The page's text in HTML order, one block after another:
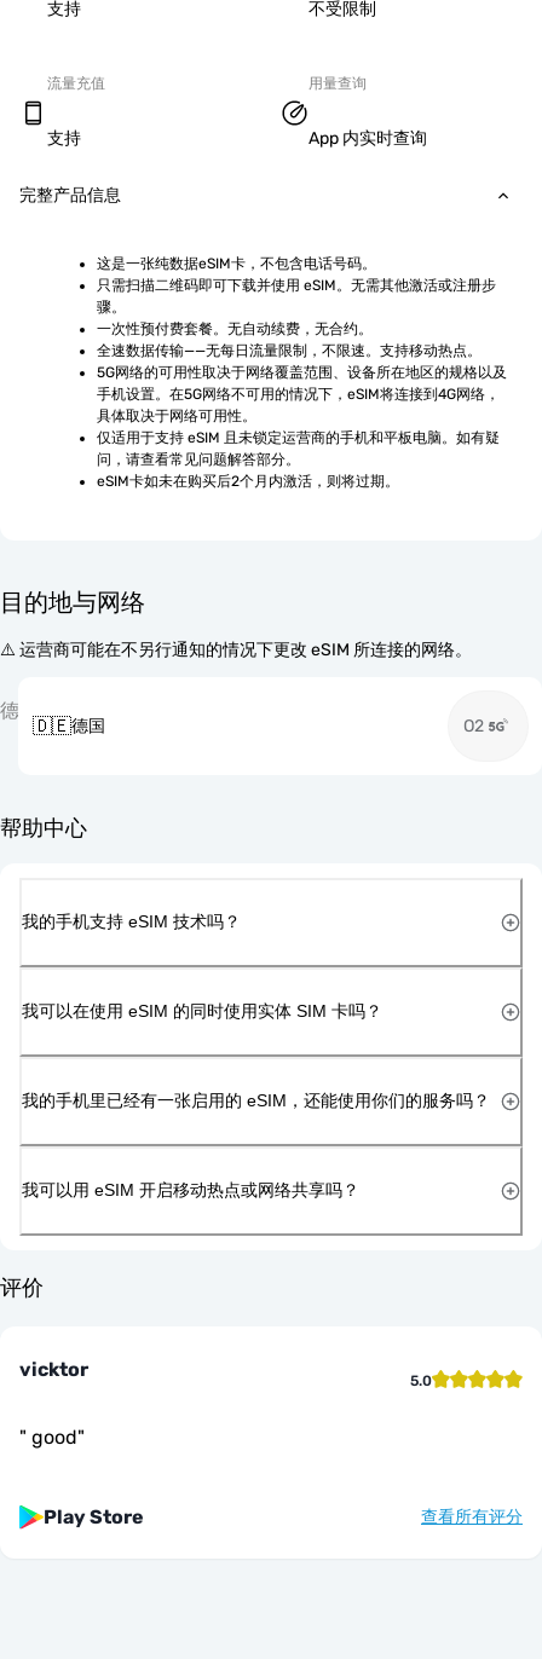
支持 不受限制
流量充值
支持
用量查询
App 内实时查询
完整产品信息
这是一张纯数据eSIM卡，不包含电话号码。
只需扫描二维码即可下载并使用 eSIM。无需其他激活或注册步
骤。
一次性预付费套餐。无自动续费，无合约。
全速数据传输——无每日流量限制，不限速。支持移动热点。
5G网络的可用性取决于网络覆盖范围、设备所在地区的规格以及
手机设置。在5G网络不可用的情况下，eSIM将连接到4G网络，
具体取决于网络可用性。
仅适用于支持 eSIM 且未锁定运营商的手机和平板电脑。如有疑
问，请查看常见问题解答部分。
eSIM卡如未在购买后2个月内激活，则将过期。
目的地与网络
⚠️ 运营商可能在不另行通知的情况下更改 eSIM 所连接的网络。
德
🇩🇪德国 O2
帮助中心
我的手机支持 eSIM 技术吗？
我可以在使用 eSIM 的同时使用实体 SIM 卡吗？
我的手机里已经有一张启用的 eSIM，还能使用你们的服务吗？
我可以用 eSIM 开启移动热点或网络共享吗？
评价
vicktor 5.0
" good"
Play Store 查看所有评分